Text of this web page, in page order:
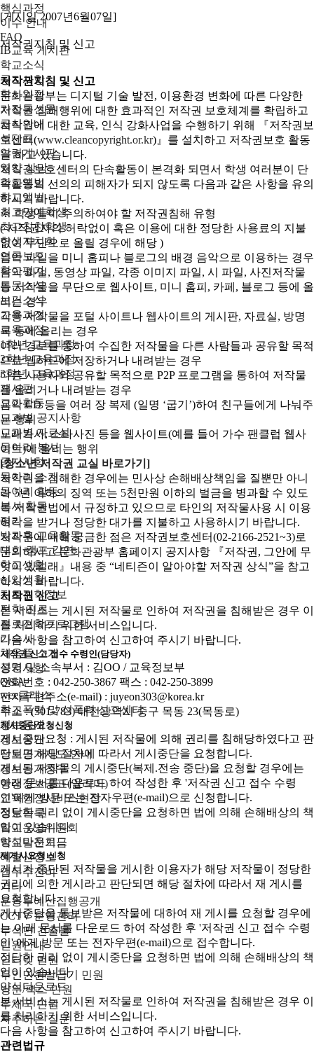
핵심과정
이수 안내
FAQ
IB교육 게시판
학교소식
공지사항
학사일정
가정통신문
급식안내
식단표
알림게시판
영양 상담
학교앨범
학교앨범
최고명예학생
최고칭찬학생
학생자치회
언론보도
학교평가
동문소식
보건소식
교육과정
교육과정
1학년 교육과정
2학년 교육과정
3학년 교육과정
게시판
교과활동
교과별 공지사항
교과별 자료실
동아리·봉사
공지사항
동아리 소개
동아리 활동
봉사 활동
평가
방과후 교육활동
대회·캠프·강연
학교생활
신앙생활
진로진학정보
진학·진로
진로진학프로그램
기숙사
채움뜰 소개
공지사항
Q&A
wee클래스
학교폭력 및 성폭력 신고센터
정보공개
정보공개
정보공개제도 안내
정보공개청구
행정정보공표(알리미)
교육행정서비스현장
정보목록
학교운영위원회
학교발전기금
예결산정보
업무추진비
기타
운동부예산집행공개
CCTV 운영관리
무석면 건출물
민원안내
인터넷 민원
무인민원발급기 민원
방문/팩스 민원
우체국 민원
자주하는 질문
[게시일 2007년6월07일]
저작권지침 및 신고
저작권지침 및 신고
문화관광부는 디지털 기술 발전, 이용환경 변화에 따른 다양한
저작권 침해행위에 대한 효과적인 저작권 보호체계를 확립하고
저작권에 대한 교육, 인식 강화사업을 수행하기 위해 『저작권보
호센터(www.cleancopyright.or.kr)』를 설치하고 저작권보호 활동
을 하고 있습니다.
저작권보호센터의 단속활동이 본격화 되면서 학생 여러분이 단
속활동의 선의의 피해자가 되지 않도록 다음과 같은 사항을 유의
하시기 바랍니다.
※ 학생들이 주의하여야 할 저작권침해 유형
( 저작권자의 허락없이 혹은 이용에 대한 정당한 사용료의 지불
없이 무단으로 올릴 경우에 해당 )
음악 파일을 미니 홈피나 블로그의 배경 음악으로 이용하는 경우
음악 파일, 동영상 파일, 각종 이미지 파일, 시 파일, 사진저작물
등 저작물을 무단으로 웹사이트, 미니 홈피, 카페, 블로그 등에 올
리는 경우
각종 저작물을 포털 사이트나 웹사이트의 게시판, 자료실, 방명
록 등에 올리는 경우
여러 경로를 통하여 수집한 저작물을 다른 사람들과 공유할 목적
으로 웹하드에 저장하거나 내려받는 경우
다른 사용자와 공유할 목적으로 P2P 프로그램을 통하여 저작물
을 올리거나 내려받는 경우
음악 CD 등을 여러 장 복제 (일명 ‘굽기’)하여 친구들에게 나눠주
는 행위
노래가사, 스타사진 등을 웹사이트(예를 들어 가수 팬클럽 웹사
이트)에 올리는 행위
[청소년 저작권 교실 바로가기]
저작권을 침해한 경우에는 민사상 손해배상책임을 질뿐만 아니
라 5년 이하의 징역 또는 5천만원 이하의 벌금을 병과할 수 있도
록 저작권법에서 규정하고 있으므로 타인의 저작물사용 시 이용
허락을 받거나 정당한 대가를 지불하고 사용하시기 바랍니다.
저작권에 대해 궁금한 점은 저작권보호센터(02-2166-2521~3)로
문의하시고 문화관광부 홈페이지 공지사항 『저작권, 그안에 무
엇이 있길래』내용 중 “네티즌이 알아야할 저작권 상식”을 참고
하시기 바랍니다.
저작권 신고
본 서비스는 게시된 저작물로 인하여 저작권을 침해받은 경우 이
를 처리하기 위한 서비스입니다.
다음 사항을 참고하여 신고하여 주시기 바랍니다.
저작권 신고 접수 수령인(담당자)
성명 및 소속부서 : 김OO / 교육정보부
전화번호 : 042-250-3867 팩스 : 042-250-3899
전자우편주소(e-mail) : juyeon303@korea.kr
주소 : (301-783) 대전광역시 중구 목동 23(목동로)
게시중단요청신청
게시중단요청 : 게시된 저작물에 의해 권리를 침해당하였다고 판
단되면 해당 절차에 따라서 게시중단을 요청합니다.
게시된 저작물의 게시중단(복제.전송 중단)을 요청할 경우에는
아래 문서를 다운로드 하여 작성한 후 '저작권 신고 접수 수령
인'에게 방문 또는 전자우편(e-mail)으로 신청합니다.
정당한 권리 없이 게시중단을 요청하면 법에 의해 손해배상의 책
임이 있습니다.
양식다운로드
재게시요청 신청
게시가 중단된 저작물을 게시한 이용자가 해당 저작물이 정당한
권리에 의한 게시라고 판단되면 해당 절차에 따라서 재 게시를
요청합니다.
게시중단을 통보받은 저작물에 대하여 재 게시를 요청할 경우에
는 아래 문서를 다운로드 하여 작성한 후 '저작권 신고 접수 수령
인' 에게 방문 또는 전자우편(e-mail)으로 접수합니다.
정당한 권리 없이 게시중단을 요청하면 법에 의해 손해배상의 책
임이 있습니다.
양식다운로드
본 서비스는 게시된 저작물로 인하여 저작권을 침해받은 경우 이
를 처리하기 위한 서비스입니다.
다음 사항을 참고하여 신고하여 주시기 바랍니다.
관련법규